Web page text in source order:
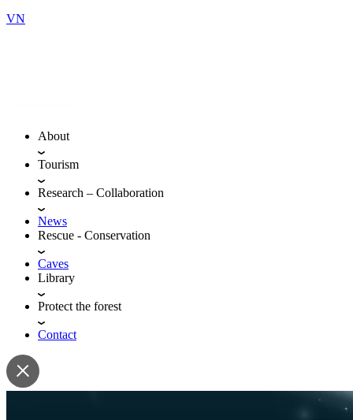
VN
About
Tourism
Research – Collaboration
News
Rescue - Conservation
Caves
Library
Protect the forest
Contact